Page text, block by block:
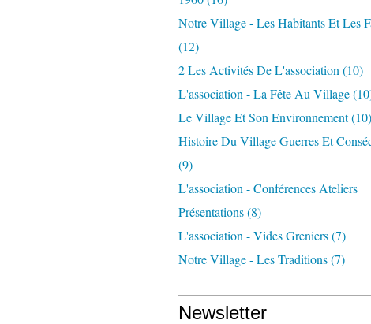
Notre Village - Les Habitants Et Les
(12)
2 Les Activités De L'association (10)
L'association - La Fête Au Village
Le Village Et Son Environnement(10)
Histoire Du Village Guerres Et
(9)
L'association - Conférences Ateliers
Présentations(8)
L'association - Vides Greniers(7)
Notre Village - Les Traditions(7)
Newsletter